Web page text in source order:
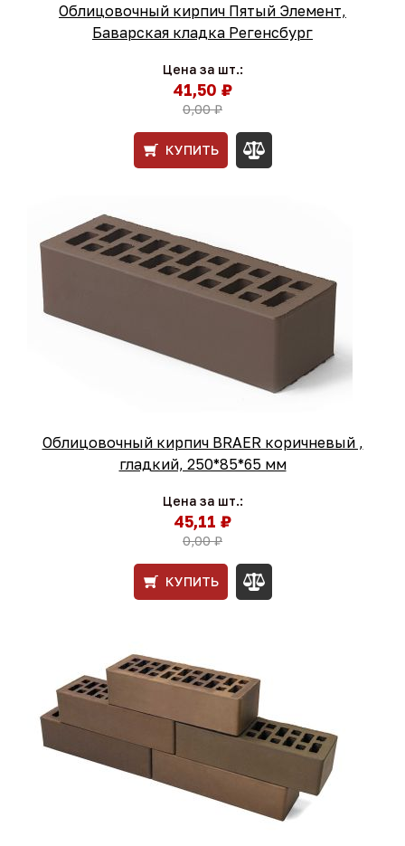
Облицовочный кирпич Пятый Элемент,
Баварская кладка Регенсбург
Цена за шт.:
41,50 ₽
0,00 ₽
КУПИТЬ
Облицовочный кирпич BRAER коричневый ,
гладкий, 250*85*65 мм
Цена за шт.:
45,11 ₽
0,00 ₽
КУПИТЬ